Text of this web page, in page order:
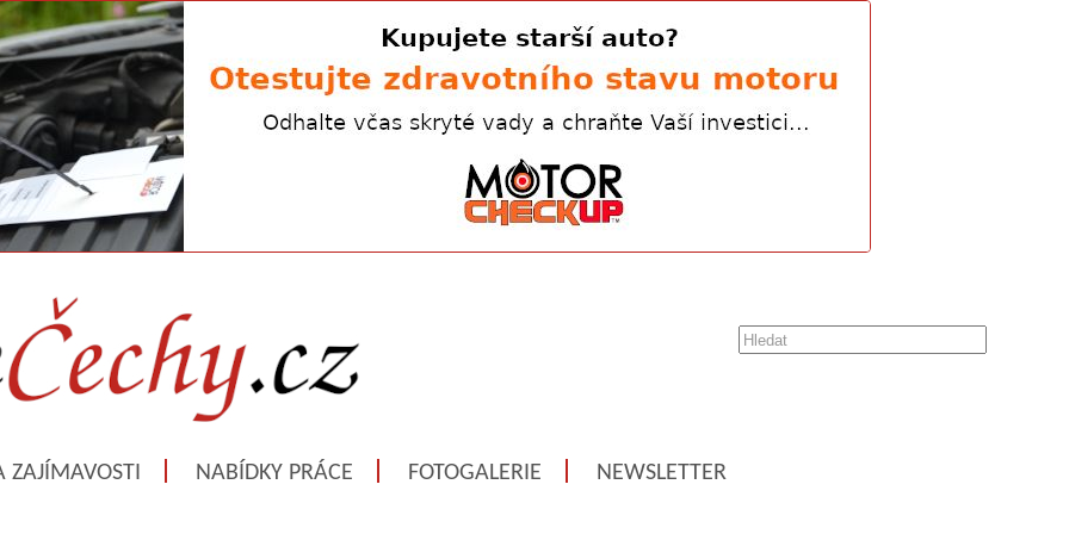
ZAJÍMAVOSTI NABÍDKY PRÁCE FOTOGALERIE NEWSLETTER